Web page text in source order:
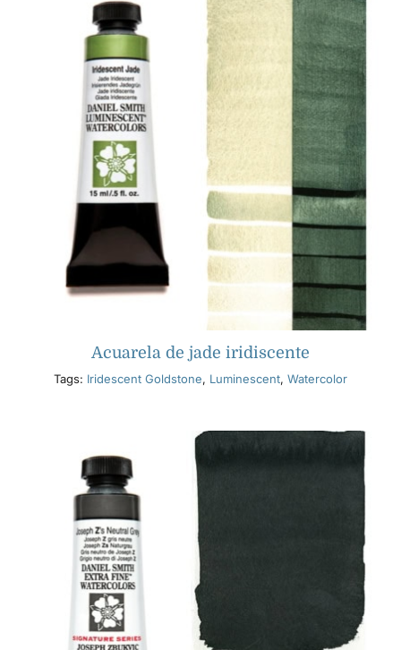
Acuarela de jade iridiscente
Tags: Iridescent Goldstone, Luminescent, Watercolor